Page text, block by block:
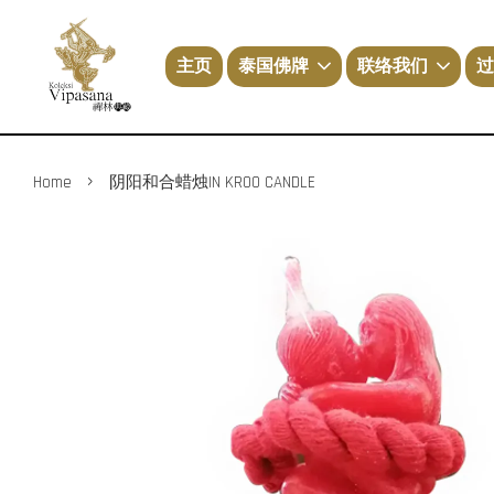
主页 泰国佛牌 联络我们
Home › 阴阳和合蜡烛IN KROO CANDLE